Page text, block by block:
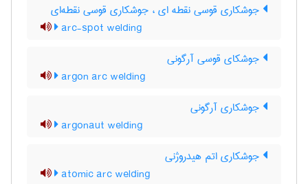
جوشکاری قوسی نقطه ای ، جوشکاری قوسی نقطه‌ای
arc-spot welding
جوشکای قوسی آرگونی
argon arc welding
جوشکاری آرگونی
argonaut welding
جوشکاری اتم هیدروژنی
atomic arc welding